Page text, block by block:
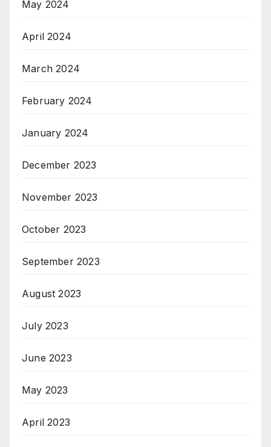
May 2024
April 2024
March 2024
February 2024
January 2024
December 2023
November 2023
October 2023
September 2023
August 2023
July 2023
June 2023
May 2023
April 2023